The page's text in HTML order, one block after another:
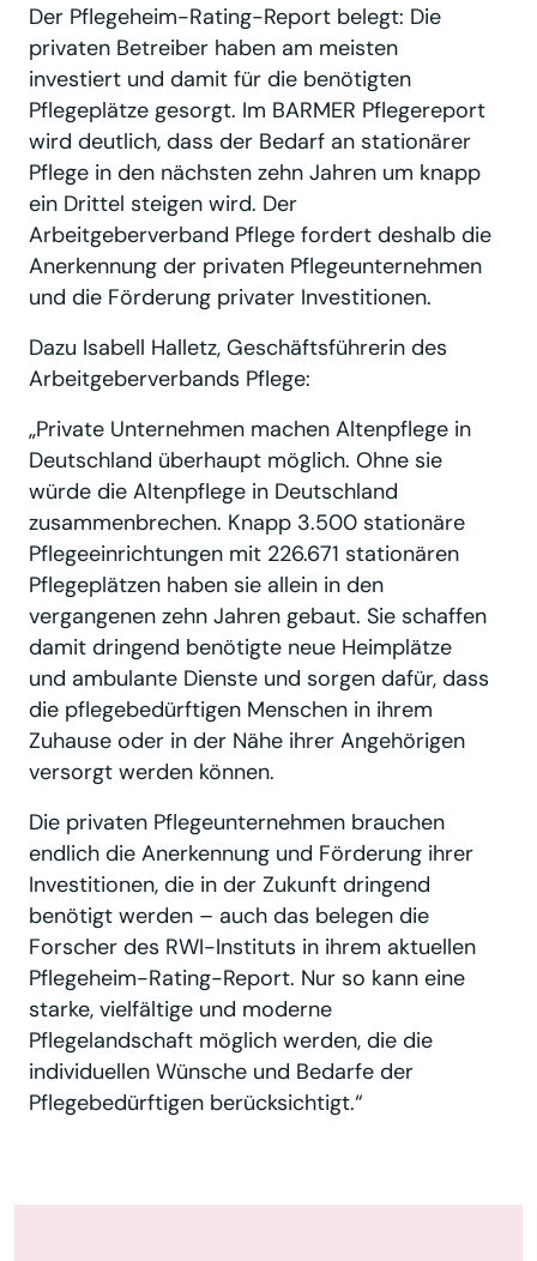
Der Pflegeheim-Rating-Report belegt: Die
privaten Betreiber haben am meisten
investiert und damit für die benötigten
Pflegeplätze gesorgt. Im BARMER Pflegereport
wird deutlich, dass der Bedarf an stationärer
Pflege in den nächsten zehn Jahren um knapp
ein Drittel steigen wird. Der
Arbeitgeberverband Pflege fordert deshalb die
Anerkennung der privaten Pflegeunternehmen
und die Förderung privater Investitionen.
Dazu Isabell Halletz, Geschäftsführerin des
Arbeitgeberverbands Pflege:
„Private Unternehmen machen Altenpflege in
Deutschland überhaupt möglich. Ohne sie
würde die Altenpflege in Deutschland
zusammenbrechen. Knapp 3.500 stationäre
Pflegeeinrichtungen mit 226.671 stationären
Pflegeplätzen haben sie allein in den
vergangenen zehn Jahren gebaut. Sie schaffen
damit dringend benötigte neue Heimplätze
und ambulante Dienste und sorgen dafür, dass
die pflegebedürftigen Menschen in ihrem
Zuhause oder in der Nähe ihrer Angehörigen
versorgt werden können.
Die privaten Pflegeunternehmen brauchen
endlich die Anerkennung und Förderung ihrer
Investitionen, die in der Zukunft dringend
benötigt werden – auch das belegen die
Forscher des RWI-Instituts in ihrem aktuellen
Pflegeheim-Rating-Report. Nur so kann eine
starke, vielfältige und moderne
Pflegelandschaft möglich werden, die die
individuellen Wünsche und Bedarfe der
Pflegebedürftigen berücksichtigt.“